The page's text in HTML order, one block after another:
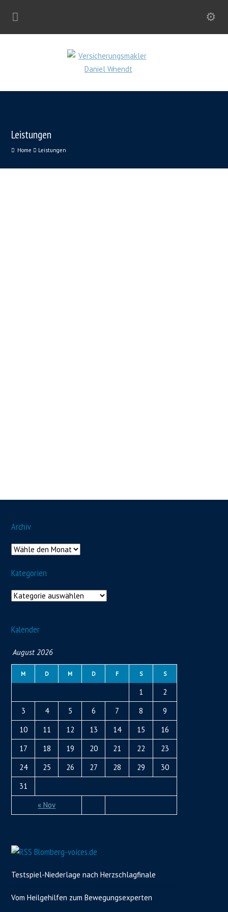
Leistungen
Home Leistungen
Archiv
Kategorien
Kalender
August 2026
M D M D F S S
« Nov
1
2
3
4 5 6 7 8
9
10
11 12 13 14 15
16
17
18 19 20 21 22
23
24
25 26 27 28 29
30
31
Blomberg-voices.de
Testspiel-Niederlage nach Herzschlagfinale
Vom Heilgehilfen zum Bewegungsexperten